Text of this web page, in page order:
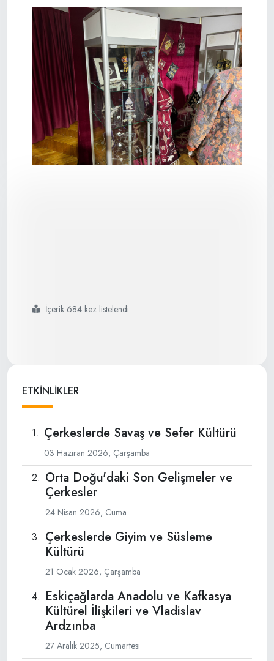
#çerkeslerde
#giyim
#ve
#süsleme
#kültürüİçerik 684 kez listelendi
ETKİNLİKLER
Çerkeslerde Savaş ve Sefer Kültürü
03 Haziran 2026, Çarşamba
Orta Doğu'daki Son Gelişmeler ve
Çerkesler
24 Nisan 2026, Cuma
Çerkeslerde Giyim ve Süsleme
Kültürü
21 Ocak 2026, Çarşamba
Eskiçağlarda Anadolu ve Kafkasya
Kültürel İlişkileri ve Vladislav
Ardzınba
27 Aralık 2025, Cumartesi